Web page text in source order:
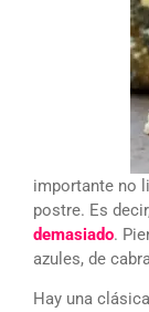
importante no
postre. Es
demasiado.
azules, de
Hay una